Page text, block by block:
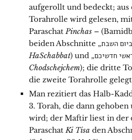
aufgerollt und bedeckt; aus
Torahrolle wird gelesen,
Paraschat Pinchas –
HaSchabbat
Chodschejchem); die dritte
die zweite Torahrolle
Man rezitiert das Halb-
3. Torah, die dann gehoben
wird; der Maftir liest in der
Paraschat Ki Tisa den